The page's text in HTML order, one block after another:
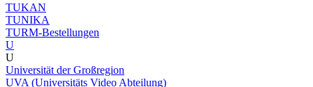
TUKAN
TUNIKA
TURM-Bestellungen
U
U
Universität der Großregion
UVA (Universitäts Video Abteilung)